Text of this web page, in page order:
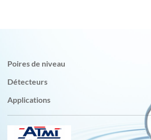
Poires de niveau
Détecteurs
Applications